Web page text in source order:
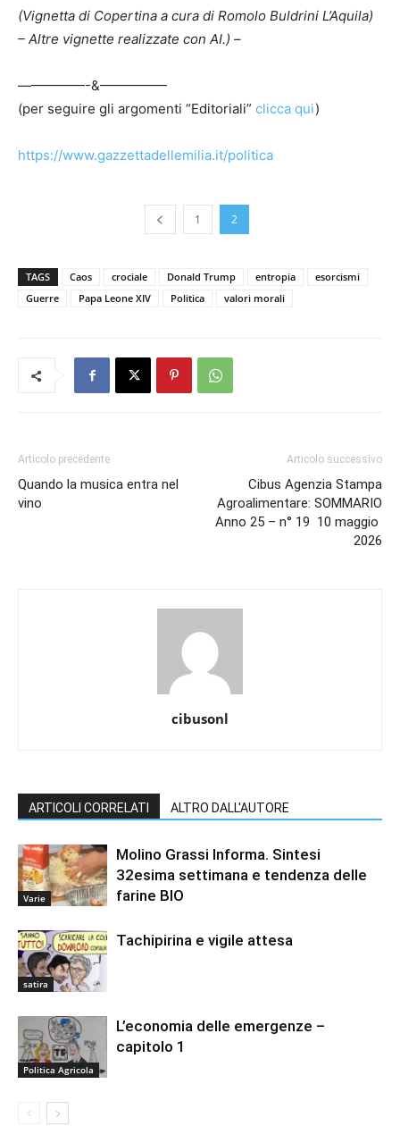
(Vignetta di Copertina a cura di Romolo Buldrini L’Aquila)
– Altre vignette realizzate con AI.) –
—————-&—————
(per seguire gli argomenti “Editoriali” clicca qui)
https://www.gazzettadellemilia.it/politica
1 2
TAGS Caos crociale Donald Trump entropia
esorcismi
Guerre
Papa Leone XIV Politica valori morali
Articolo precedente
Quando la musica entra nel
vino
Articolo successivo
Cibus Agenzia Stampa
Agroalimentare: SOMMARIO
Anno 25 – n° 19 10 maggio
2026
cibusonl
ARTICOLI CORRELATI ALTRO DALL'AUTORE
Varie
Molino Grassi Informa. Sintesi
32esima settimana e tendenza delle
farine BIO
satira
Tachipirina e vigile attesa
Politica Agricola
L’economia delle emergenze –
capitolo 1